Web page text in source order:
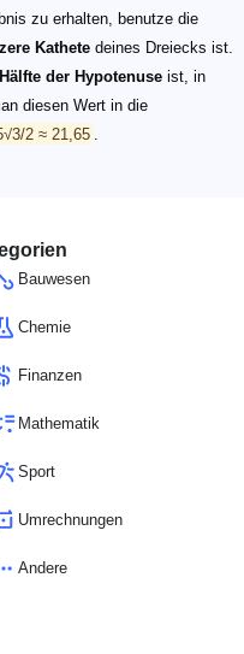
zu erhalten, benutze die
Kathete deines Dreiecks ist.
Hälfte der Hypotenuse ist, in
diesen Wert in die
2 ≈ 21,65
Bauwesen
Chemie
Finanzen
Mathematik
Sport
Umrechnungen
Andere